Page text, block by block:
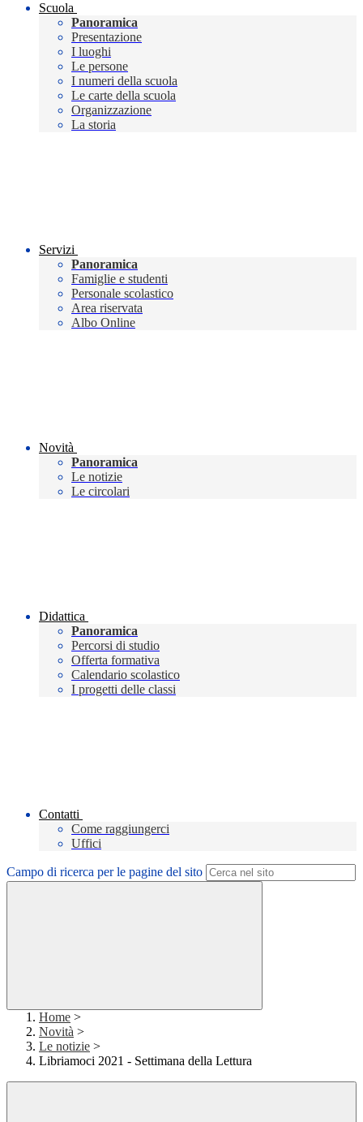
Scuola
Panoramica
Presentazione
I luoghi
Le persone
I numeri della scuola
Le carte della scuola
Organizzazione
La storia
Servizi
Panoramica
Famiglie e studenti
Personale scolastico
Area riservata
Albo Online
Novità
Panoramica
Le notizie
Le circolari
Didattica
Panoramica
Percorsi di studio
Offerta formativa
Calendario scolastico
I progetti delle classi
Contatti
Come raggiungerci
Uffici
Campo di ricerca per le pagine del sito
Home >
Novità >
Le notizie >
Libriamoci 2021 - Settimana della Lettura